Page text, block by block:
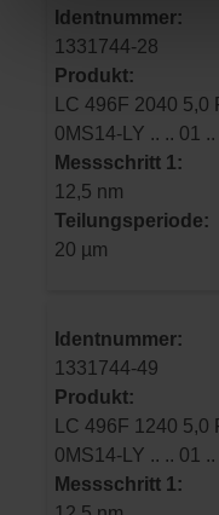
Identnummer:
1331744-28
Produkt:
LC 496F 2040 5,0 Fanuc05 .. 12,50 12A
Messschritt 1:
12,5 nm
Teilungsperiode:
20 µm
Identnummer:
1331744-49
Produkt:
LC 496F 1240 5,0 Fanuc05 .. 12,50 12A
Messschritt 1: